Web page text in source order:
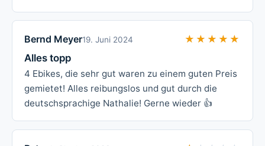
Bernd Meyer19. Juni 2024 ★★★★★
★★★★★
Alles topp
4 Ebikes, die sehr gut waren zu einem guten Preis
gemietet! Alles reibungslos und gut durch die
deutschsprachige Nathalie! Gerne wieder 👍